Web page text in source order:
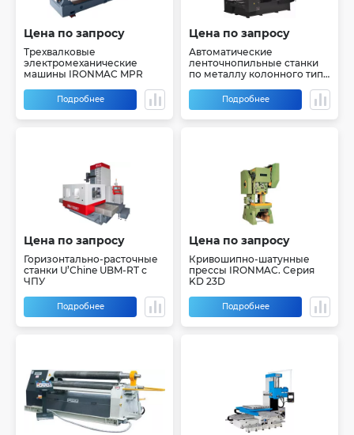
Цена по запросу
Трехвалковые
электромеханические
машины IRONMAC MPR
Подробнее
Цена по запросу
Автоматические
ленточнопильные станки
по металлу колонного типа
Подробнее
Цена по запросу
Горизонтально-расточные
станки U’Chine UBM-RT с
ЧПУ
Подробнее
Цена по запросу
Кривошипно-шатунные
прессы IRONMAC. Серия
KD 23D
Подробнее